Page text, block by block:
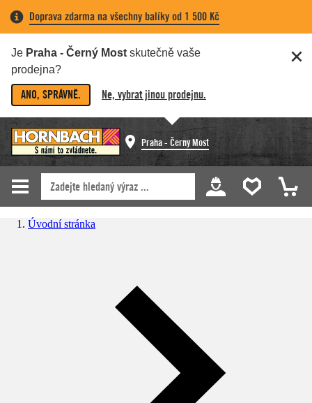
Doprava zdarma na všechny balíky od 1 500 Kč
Je Praha - Černý Most skutečně vaše
prodejna?
ANO, SPRÁVNĚ. Ne, vybrat jinou prodejnu.
Praha - Černý Most
Úvodní stránka